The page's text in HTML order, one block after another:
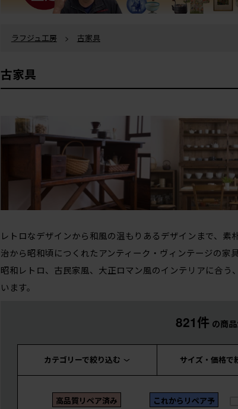
ラフジュ工房 > 古家具
古家具
レトロなデザインから和風の温もりあるデザインまで、
治から昭和頃につくれたアンティーク・ヴィンテージの家
昭和レトロ、古民家風、大正ロマン風のインテリアに合
います。
821件 の商
カテゴリーで絞り込む サイズ・価格で
高品質リペア済み
これからリペア予